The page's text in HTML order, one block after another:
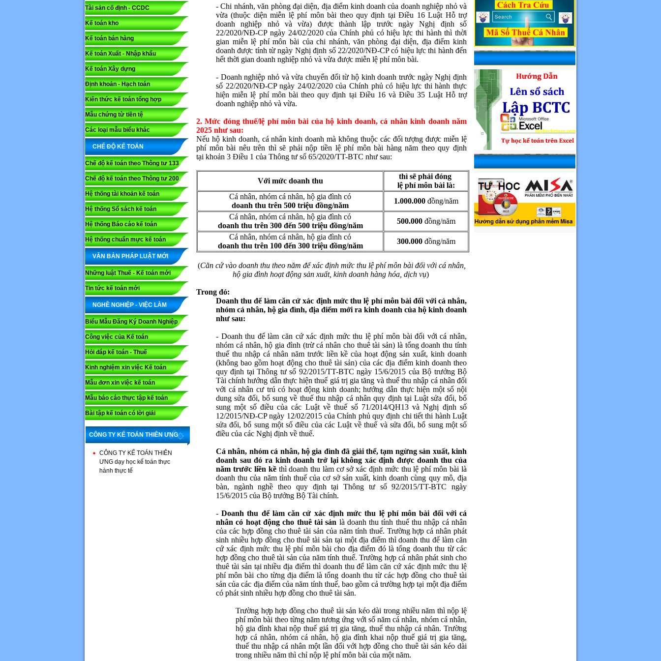
Tài sản cố định - CCDC
Kế toán kho
Kế toán bán hàng
Kế toán Xuất - Nhập khẩu
Kế toán Xây dựng
Định khoản - Hạch toán
Kiến thức kế toán tổng hợp
Mẫu chứng từ tiền tệ
Các loại mẫu biểu khác
CHẾ ĐỘ KẾ TOÁN
Chế độ kế toán theo Thông tư 133
Chế độ kế toán theo Thông tư 200
Hệ thống tài khoản kế toán
Hệ thống Sổ sách kế toán
Hệ thống Báo cáo kế toán
Hệ thống chuẩn mực kế toán
VĂN BẢN PHÁP LUẬT MỚI
Những luật Thuế - Kế toán mới
Tin tức kế toán mới
NGHỀ NGHIỆP - VIỆC LÀM
Biểu Mẫu Đăng Ký Doanh Nghiệp
Công việc của Kế toán
Hỏi đáp kế toán - Thuế
Kinh nghiệm xin việc Kế toán
Mẫu đơn xin việc kế toán
Mẫu báo cáo thực tập kế toán
Bài tập kế toán có lời giải
CÔNG TY KẾ TOÁN THIÊN ƯNG
CÔNG TY KẾ TOÁN THIÊN
ƯNG dạy học kế toán thực
hành thực tế
- Chi nhánh, văn phòng đại diện, địa điểm kinh doanh của doanh nghiệp nhỏ và
vừa (thuộc diện miễn lệ phí môn bài theo quy định tại Điều 16 Luật Hỗ trợ
doanh nghiệp nhỏ và vừa) được thành lập trước ngày Nghị định số
22/2020/NĐ-CP ngày 24/02/2020 của Chính phủ có hiệu lực thi hành thì thời
gian miễn lệ phí môn bài của chi nhánh, văn phòng đại diện, địa điểm kinh
doanh được tính từ ngày Nghị định số 22/2020/NĐ-CP có hiệu lực thi hành đến
hết thời gian doanh nghiệp nhỏ và vừa được miễn lệ phí môn bài.
- Doanh nghiệp nhỏ và vừa chuyển đổi từ hộ kinh doanh trước ngày Nghị định
số 22/2020/NĐ-CP ngày 24/02/2020 của Chính phủ có hiệu lực thi hành thực
hiện miễn lệ phí môn bài theo quy định tại Điều 16 và Điều 35 Luật Hỗ trợ
doanh nghiệp nhỏ và vừa.
2. Mức đóng thuế/lệ phí môn bài của hộ kinh doanh, cá nhân kinh doanh năm
2025 như sau:
Nếu hộ kinh doanh, cá nhân kinh doanh mà không thuộc các đối tượng được miễn lệ
phí môn bài nêu trên thì sẽ phải nộp tiền lệ phí môn bài hàng năm theo quy định
tại khoản 3 Điều 1 của Thông tư số 65/2020/TT-BTC như sau:
Với mức doanh thu
thì sẽ phải đóng
lệ phí môn bài là:
Cá nhân, nhóm cá nhân, hộ gia đình có
doanh thu trên 500 triệu đồng/năm
1.000.000đồng/năm
Cá nhân, nhóm cá nhân, hộ gia đình có
doanh thu trên 300 đến 500 triệu đồng/năm
500.000đồng/năm
Cá nhân, nhóm cá nhân, hộ gia đình có
doanh thu trên 100 đến 300 triệu đồng/năm
300.000 đồng/năm
(Căn cứ vào doanh thu theo năm để xác định mức thu lệ phí môn bài đối với cá nhân,
hộ gia đình hoạt động sản xuất, kinh doanh hàng hóa, dịch vụ)
Trong đó:
Doanh thu để làm căn cứ xác định mức thu lệ phí môn bài đối với cá nhân,
nhóm cá nhân, hộ gia đình, địa điểm mới ra kinh doanh của hộ kinh doanh
như sau:
- Doanh thu để làm căn cứ xác định mức thu lệ phí môn bài đối với cá nhân,
nhóm cá nhân, hộ gia đình (trừ cá nhân cho thuê tài sản) là tổng doanh thu tính
thuế thu nhập cá nhân năm trước liền kề của hoạt động sản xuất, kinh doanh
(không bao gồm hoạt động cho thuê tài sản) của các địa điểm kinh doanh theo
quy định tại Thông tư số 92/2015/TT-BTC ngày 15/6/2015 của Bộ trưởng Bộ
Tài chính hướng dẫn thực hiện thuế giá trị gia tăng và thuế thu nhập cá nhân đối
với cá nhân cư trú có hoạt động kinh doanh; hướng dẫn thực hiện một số nội
dung sửa đổi, bổ sung về thuế thu nhập cá nhân quy định tại Luật sửa đổi, bổ
sung một số điều của các Luật về thuế số 71/2014/QH13 và Nghị định số
12/2015/NĐ-CP ngày 12/02/2015 của Chính phủ quy định chi tiết thi hành Luật
sửa đổi, bổ sung một số điều của các Luật về thuế và sửa đổi, bổ sung một số
điều của các Nghị định về thuế.
Cá nhân, nhóm cá nhân, hộ gia đình đã giải thể, tạm ngừng sản xuất, kinh
doanh sau đó ra kinh doanh trở lại không xác định được doanh thu của
năm trước liền kềthì doanh thu làm cơ sở xác định mức thu lệ phí môn bài là
doanh thu của năm tính thuế của cơ sở sản xuất, kinh doanh cùng quy mô, địa
bàn, ngành nghề theo quy định tại Thông tư số 92/2015/TT-BTC ngày
15/6/2015 của Bộ trưởng Bộ Tài chính.
-Doanh thu để làm căn cứ xác định mức thu lệ phí môn bài đối với cá
nhân có hoạt động cho thuê tài sản là doanh thu tính thuế thu nhập cá nhân
của các hợp đồng cho thuê tài sản của năm tính thuế. Trường hợp cá nhân phát
sinh nhiều hợp đồng cho thuê tài sản tại một địa điểm thì doanh thu để làm căn
cứ xác định mức thu lệ phí môn bài cho địa điểm đó là tổng doanh thu từ các
hợp đồng cho thuê tài sản của năm tính thuế. Trường hợp cá nhân phát sinh cho
thuê tài sản tại nhiều địa điểm thì doanh thu để làm căn cứ xác định mức thu lệ
phí môn bài cho từng địa điểm là tổng doanh thu từ các hợp đồng cho thuê tài
sản của các địa điểm của năm tính thuế, bao gồm cả trường hợp tại một địa điểm
có phát sinh nhiều hợp đồng cho thuê tài sản.
Trường hợp hợp đồng cho thuê tài sản kéo dài trong nhiều năm thì nộp lệ
phí môn bài theo từng năm tương ứng với số năm cá nhân, nhóm cá nhân,
hộ gia đình khai nộp thuế giá trị gia tăng, thuế thu nhập cá nhân. Trường
hợp cá nhân, nhóm cá nhân, hộ gia đình khai nộp thuế giá trị gia tăng,
thuế thu nhập cá nhân một lần đối với hợp đồng cho thuê tài sản kéo dài
trong nhiều năm thì chỉ nộp lệ phí môn bài của một năm.
Mã capcha*
Lưu ý: Những ô dấu(*)là bắt buộc !